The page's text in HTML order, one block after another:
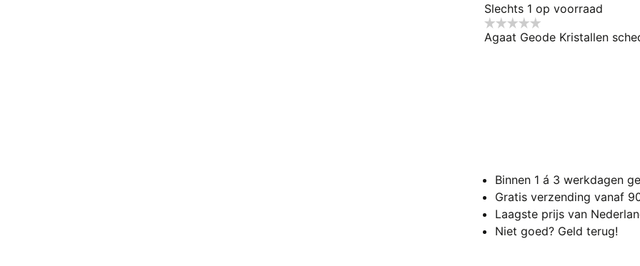
Slechts 1 op voorraad
Agaat Geode Kristallen
Binnen 1 á 3 werkdagen
Gratis verzending vanaf
Laagste prijs van
Niet goed? Geld terug!